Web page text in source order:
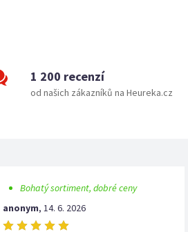
1 200 recenzí
od našich zákazníků na Heureka.cz
Bohatý sortiment, dobré ceny
anonym, 14. 6. 2026